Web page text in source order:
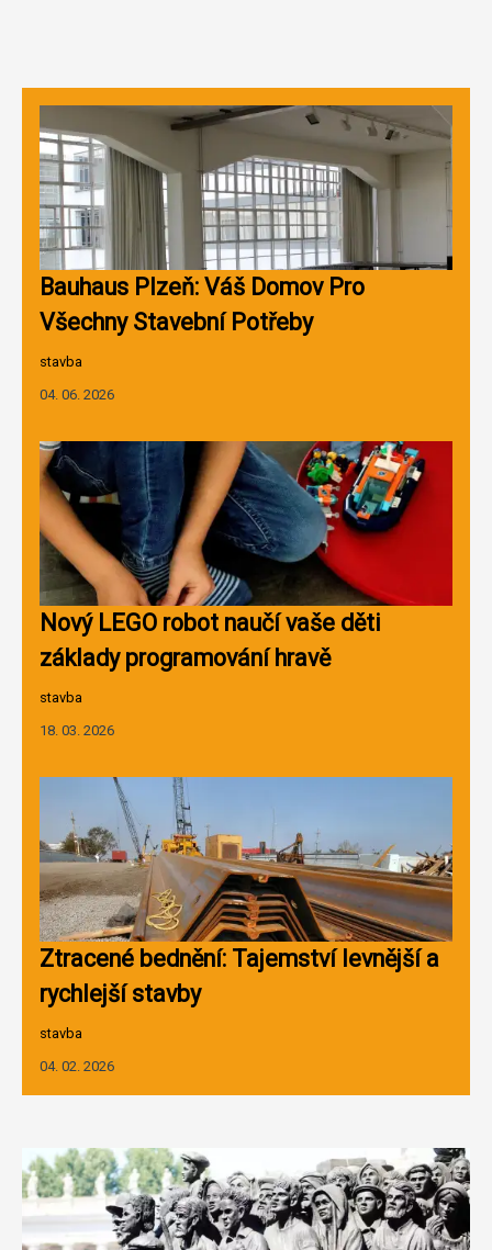
Bauhaus Plzeň: Váš Domov Pro
Všechny Stavební Potřeby
stavba
04. 06. 2026
Nový LEGO robot naučí vaše děti
základy programování hravě
stavba
18. 03. 2026
Ztracené bednění: Tajemství levnější a
rychlejší stavby
stavba
04. 02. 2026